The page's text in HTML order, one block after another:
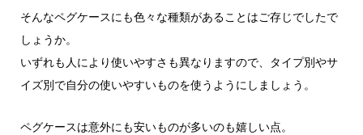
そんなペグケースにも色々な種類があることはご存じでしたで
しょうか。
いずれも人により使いやすさも異なりますので、タイプ別やサ
イズ別で自分の使いやすいものを使うようにしましょう。
ペグケースは意外にも安いものが多いのも嬉しい点。